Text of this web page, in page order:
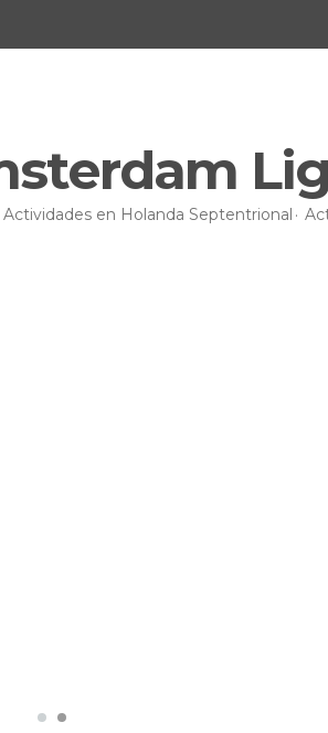
Actividades en Holanda Septentrional